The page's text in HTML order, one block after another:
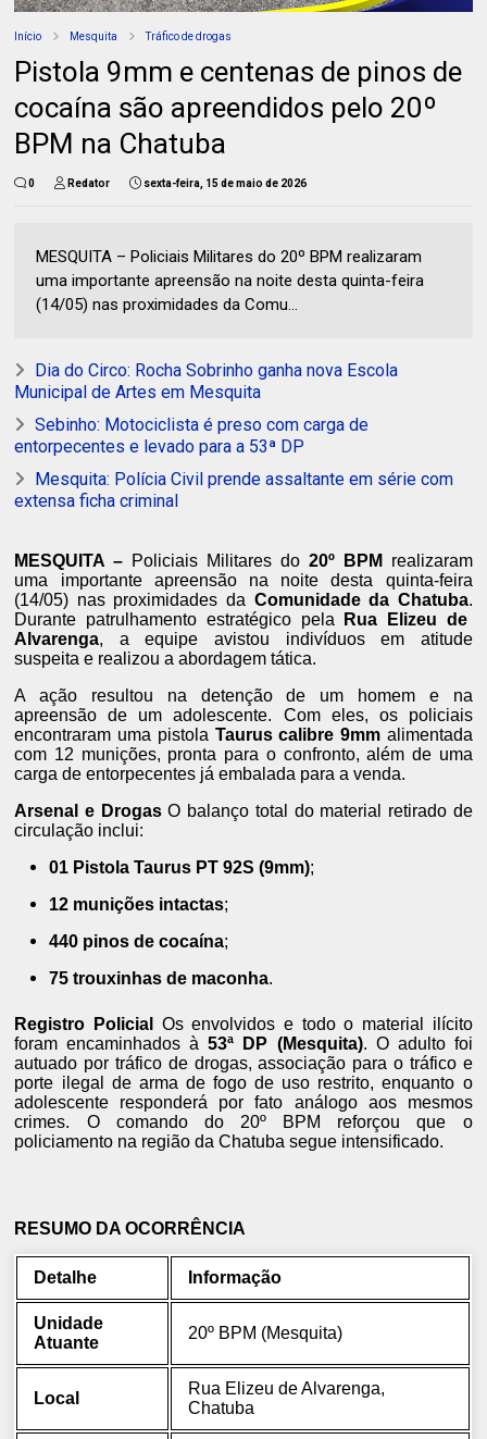
Início Mesquita Tráfico de drogas
Pistola 9mm e centenas de pinos de
cocaína são apreendidos pelo 20º
BPM na Chatuba
0 Redator sexta-feira, 15 de maio de 2026
MESQUITA – Policiais Militares do 20º BPM realizaram
uma importante apreensão na noite desta quinta-feira
(14/05) nas proximidades da Comu...
Dia do Circo: Rocha Sobrinho ganha nova Escola
Municipal de Artes em Mesquita
Sebinho: Motociclista é preso com carga de
entorpecentes e levado para a 53ª DP
Mesquita: Polícia Civil prende assaltante em série com
extensa ficha criminal
MESQUITA – Policiais Militares do 20º BPM realizaram
uma importante apreensão na noite desta quinta-feira
(14/05) nas proximidades da Comunidade da Chatuba.
Durante patrulhamento estratégico pela
Rua Elizeu de
Alvarenga, a equipe avistou indivíduos em atitude
suspeita e realizou a abordagem tática.
A ação resultou na detenção de um homem e na
apreensão de um adolescente. Com eles, os policiais
encontraram uma pistola Taurus calibre 9mmalimentada
com 12 munições, pronta para o confronto, além de uma
carga de entorpecentes já embalada para a venda.
Arsenal e DrogasO balanço total do material retirado de
circulação inclui:
01 Pistola Taurus PT 92S (9mm);
12 munições intactas;
440 pinos de cocaína;
75 trouxinhas de maconha.
Registro Policial
Os envolvidos e todo o material ilícito
foram encaminhados à53ª DP (Mesquita). O adulto foi
autuado por tráfico de drogas, associação para o tráfico e
porte ilegal de arma de fogo de uso restrito, enquanto o
adolescente responderá por fato análogo aos mesmos
crimes. O comando do 20º BPM reforçou que o
policiamento na região da Chatuba segue intensificado.
RESUMO DA OCORRÊNCIA
Detalhe Informação
Unidade
Atuante
20º BPM (Mesquita)
Local
Rua Elizeu de Alvarenga,
Chatuba